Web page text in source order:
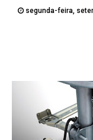
segunda-feira,